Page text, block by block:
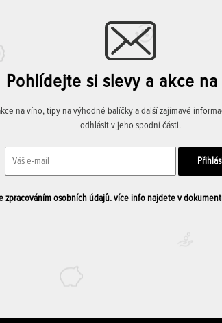
Pohlídejte si slevy a akce
na víno, tipy na výhodné balíčky a další zajímavé
odhlásit v jeho spodní části.
zpracováním osobních údajů. více info najdete v